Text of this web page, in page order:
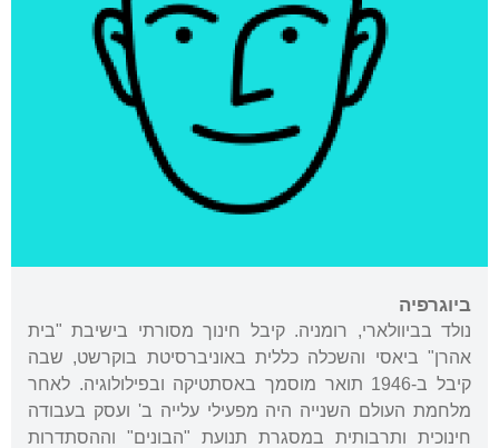
ביוגרפיה
נולד בביוולארי, רומניה. קיבל חינוך מסורתי בישיבת "בית
אהרן" ביאסי והשכלה כללית באוניברסיטת בוקרשט, שבה
קיבל ב-1946 תואר מוסמך באסתטיקה ובפילולוגיה. לאחר
מלחמת העולם השנייה היה מפעילי עלייה ב' ועסק בעבודה
חינוכית ותרבותית במסגרת תנועת "הבונים" וההסתדרות